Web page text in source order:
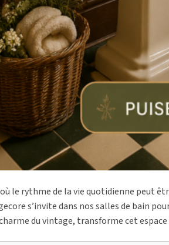
le rythme de la vie quotidienne peut
s’invite dans nos salles de bain
du vintage, transforme cet espace